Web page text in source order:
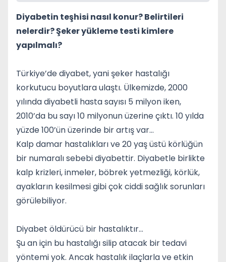
Diyabetin teşhisi nasıl konur? Belirtileri
nelerdir? Şeker yükleme testi kimlere
yapılmalı?
Türkiye’de diyabet, yani şeker hastalığı
korkutucu boyutlara ulaştı. Ülkemizde, 2000
yılında diyabetli hasta sayısı 5 milyon iken,
2010’da bu sayı 10 milyonun üzerine çıktı. 10 yılda
yüzde 100’ün üzerinde bir artış var…
Kalp damar hastalıkları ve 20 yaş üstü körlüğün
bir numaralı sebebi diyabettir. Diyabetle birlikte
kalp krizleri, inmeler, böbrek yetmezliği, körlük,
ayakların kesilmesi gibi çok ciddi sağlık sorunları
görülebiliyor.
Diyabet öldürücü bir hastalıktır…
Şu an için bu hastalığı silip atacak bir tedavi
yöntemi yok. Ancak hastalık ilaçlarla ve etkin